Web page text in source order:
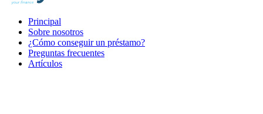
Principal
Sobre nosotros
¿Cómo conseguir un préstamo?
Preguntas frecuentes
Artículos